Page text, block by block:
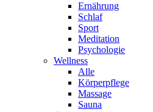
Ernährung
Schlaf
Sport
Meditation
Psychologie
Wellness
Alle
Körperpflege
Massage
Sauna